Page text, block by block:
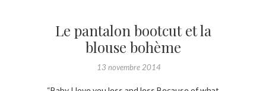
Le pantalon bootcut et la
blouse bohème
13 novembre 2014